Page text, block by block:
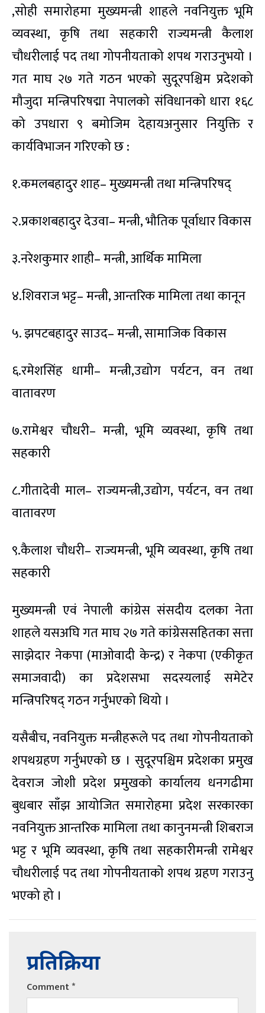
,सोही समारोहमा मुख्यमन्त्री शाहले नवनियुक्त भूमि
व्यवस्था, कृषि तथा सहकारी राज्यमन्त्री कैलाश
चौधरीलाई पद तथा गोपनीयताको शपथ गराउनुभयो ।
गत माघ २७ गते गठन भएको सुदूरपश्चिम प्रदेशको
मौजुदा मन्त्रिपरिषद्मा नेपालको संविधानको धारा १६८
को उपधारा ९ बमोजिम देहायअनुसार नियुक्ति र
कार्यविभाजन गरिएको छ :
१.कमलबहादुर शाह– मुख्यमन्त्री तथा मन्त्रिपरिषद्
२.प्रकाशबहादुर देउवा– मन्त्री, भौतिक पूर्वाधार विकास
३.नरेशकुमार शाही– मन्त्री, आर्थिक मामिला
४.शिवराज भट्ट– मन्त्री, आन्तरिक मामिला तथा कानून
५. झपटबहादुर साउद– मन्त्री, सामाजिक विकास
६.रमेशसिंह धामी– मन्त्री,उद्योग पर्यटन, वन तथा
वातावरण
७.रामेश्वर चौधरी– मन्त्री, भूमि व्यवस्था, कृषि तथा
सहकारी
८.गीतादेवी माल– राज्यमन्त्री,उद्योग, पर्यटन, वन तथा
वातावरण
९.कैलाश चौधरी– राज्यमन्त्री, भूमि व्यवस्था, कृषि तथा
सहकारी
मुख्यमन्त्री एवं नेपाली कांग्रेस संसदीय दलका नेता
शाहले यसअघि गत माघ २७ गते कांग्रेससहितका सत्ता
साझेदार नेकपा (माओवादी केन्द्र) र नेकपा (एकीकृत
समाजवादी) का प्रदेशसभा सदस्यलाई समेटेर
मन्त्रिपरिषद् गठन गर्नुभएको थियो ।
यसैबीच, नवनियुक्त मन्त्रीहरूले पद तथा गोपनीयताको
शपथग्रहण गर्नुभएको छ । सुदूरपश्चिम प्रदेशका प्रमुख
देवराज जोशी प्रदेश प्रमुखको कार्यालय धनगढीमा
बुधबार साँझ आयोजित समारोहमा प्रदेश सरकारका
नवनियुक्त आन्तरिक मामिला तथा कानुनमन्त्री शिबराज
भट्ट र भूमि व्यवस्था, कृषि तथा सहकारीमन्त्री रामेश्वर
चौधरीलाई पद तथा गोपनीयताको शपथ ग्रहण गराउनु
भएको हो ।
प्रतिक्रिया
Comment*